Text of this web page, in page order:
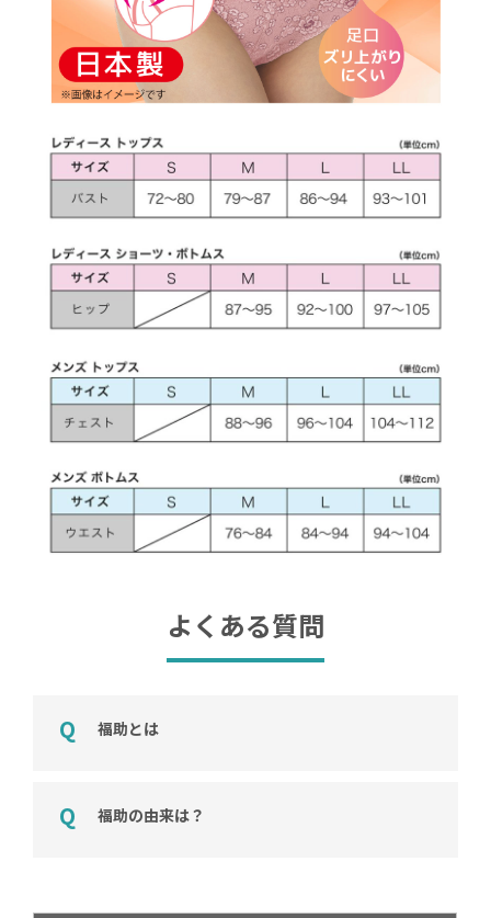
よくある質問
福助とは
福助の由来は？